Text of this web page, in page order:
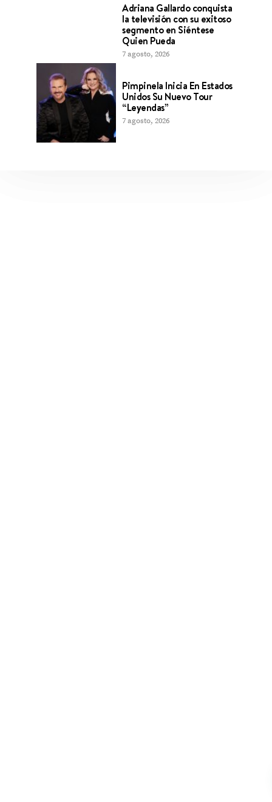
Adriana Gallardo conquista
la televisión con su exitoso
segmento en Siéntese
Quien Pueda
7 agosto, 2026
Pimpinela Inicia En Estados
Unidos Su Nuevo Tour
“Leyendas”
7 agosto, 2026